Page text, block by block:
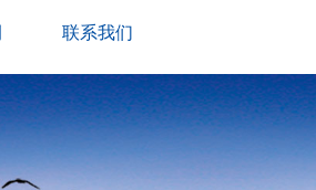
联系我们